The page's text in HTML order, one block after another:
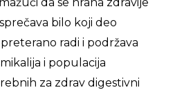
bilo koji deo
radi i podržava
i populacija
za zdrav digestivni